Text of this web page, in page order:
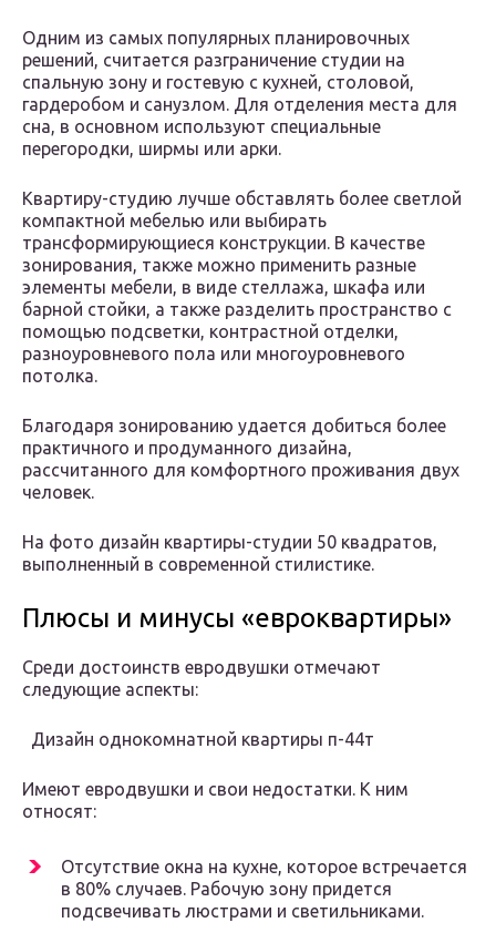
Одним из самых популярных планировочных
решений, считается разграничение студии на
спальную зону и гостевую с кухней, столовой,
гардеробом и санузлом. Для отделения места для
сна, в основном используют специальные
перегородки, ширмы или арки.
Квартиру-студию лучше обставлять более светлой
компактной мебелью или выбирать
трансформирующиеся конструкции. В качестве
зонирования, также можно применить разные
элементы мебели, в виде стеллажа, шкафа или
барной стойки, а также разделить пространство с
помощью подсветки, контрастной отделки,
разноуровневого пола или многоуровневого
потолка.
Благодаря зонированию удается добиться более
практичного и продуманного дизайна,
рассчитанного для комфортного проживания двух
человек.
На фото дизайн квартиры-студии 50 квадратов,
выполненный в современной стилистике.
Плюсы и минусы «евроквартиры»
Среди достоинств евродвушки отмечают
следующие аспекты:
Дизайн однокомнатной квартиры п-44т
Имеют евродвушки и свои недостатки. К ним
относят:
Отсутствие окна на кухне, которое встречается
в 80% случаев. Рабочую зону придется
подсвечивать люстрами и светильниками.